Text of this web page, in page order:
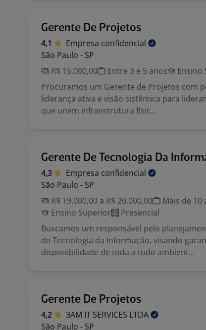
Gerente De Projetos
4,1 Empresa confidencial
São Paulo - SP
R$ 15.000,00
Entre 3 e 5 anos Ensino
Procuramos um Gerente de Projetos com
liderança ativa e visão sistêmica para
que unem infraestrutura físic...
Gerente De Tecnologia Da
4,3 Empresa confidencial
São Paulo - SP
R$ 19.000,00 a R$ 20.000,00
Mais de 10
Ensino Superior
Presencial
Buscamos um responsável pelo
de Tecnologia da Informação, visando
disponibilidade de toda a todo ambient...
Gerente De Projetos
4,2 3AM IT SERVICES LTDA
São Paulo - SP